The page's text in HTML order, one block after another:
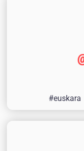
#euskara